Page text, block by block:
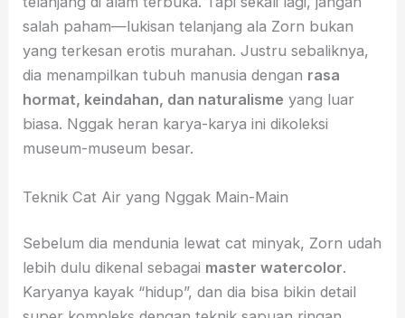
salah paham—lukisan telanjang ala Zorn bukan
yang terkesan erotis murahan. Justru sebaliknya,
dia menampilkan tubuh manusia dengan rasa
hormat, keindahan, dan naturalisme yang luar
biasa. Nggak heran karya-karya ini dikoleksi
museum-museum besar.
Teknik Cat Air yang Nggak Main-Main
Sebelum dia mendunia lewat cat minyak, Zorn udah
lebih dulu dikenal sebagai master watercolor.
Karyanya kayak “hidup”, dan dia bisa bikin detail